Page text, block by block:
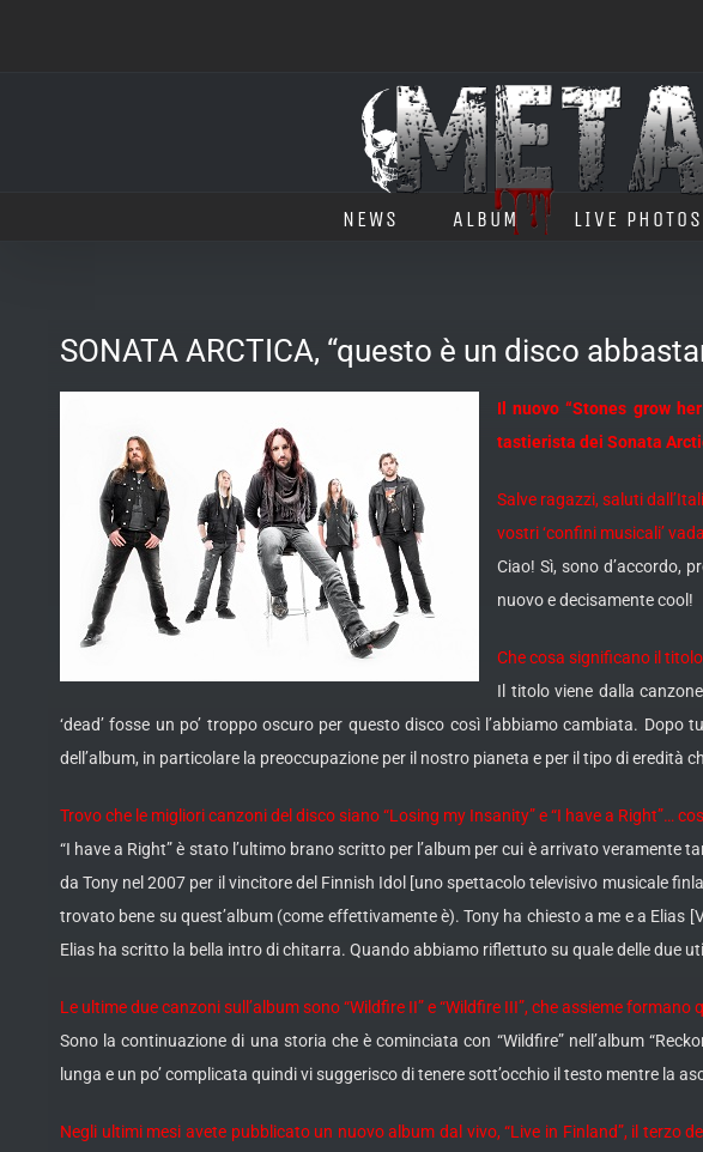
NEWS ALBUM LIVE PHOTOS
SONATA ARCTICA, “questo è un disco
Il nuovo “Stones grow
tastierista dei Sonata
Salve ragazzi, saluti
vostri ‘confini musicali’
Ciao! Sì, sono d’accordo,
nuovo e decisamente cool!
Che cosa significano il
Il titolo viene dalla
‘dead’ fosse un po’ troppo oscuro per questo disco così l’abbiamo cambiata.
dell’album, in particolare la preoccupazione per il nostro pianeta e per il tipo di eredità
Trovo che le migliori canzoni del disco siano “Losing my Insanity” e “I have a Right”…
“I have a Right” è stato l’ultimo brano scritto per l’album per cui è arrivato
da Tony nel 2007 per il vincitore del Finnish Idol [uno spettacolo televisivo musicale
trovato bene su quest’album (come effettivamente è). Tony ha chiesto a me e a Elias
Elias ha scritto la bella intro di chitarra. Quando abbiamo riflettuto su quale delle due
Le ultime due canzoni sull’album sono “Wildfire II” e “Wildfire III”, che assieme
Sono la continuazione di una storia che è cominciata con “Wildfire” nell’album
lunga e un po’ complicata quindi vi suggerisco di tenere sott’occhio il testo mentre la
Negli ultimi mesi avete pubblicato un nuovo album dal vivo, “Live in Finland”, il